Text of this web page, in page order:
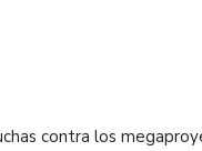
contra los